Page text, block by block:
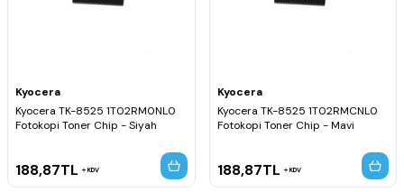
Kyocera
Kyocera TK-8525 1T02RM0NL0
Fotokopi Toner Chip - Siyah
188,87TL KDV
Kyocera
Kyocera TK-8525 1T02RMCNL0
Fotokopi Toner Chip - Mavi
188,87TL KDV